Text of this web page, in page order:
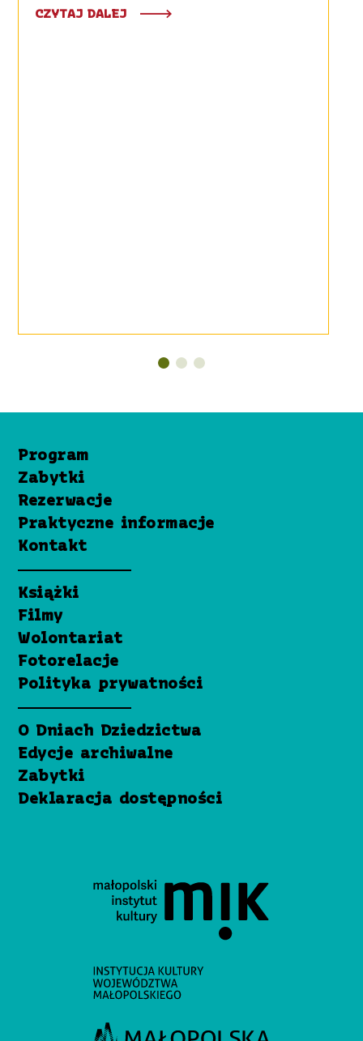
CZYTAJ DALEJ
Program
Zabytki
Rezerwacje
Praktyczne informacje
Kontakt
Książki
Filmy
Wolontariat
Fotorelacje
Polityka prywatności
O Dniach Dziedzictwa
Edycje archiwalne
Zabytki
Deklaracja dostępności